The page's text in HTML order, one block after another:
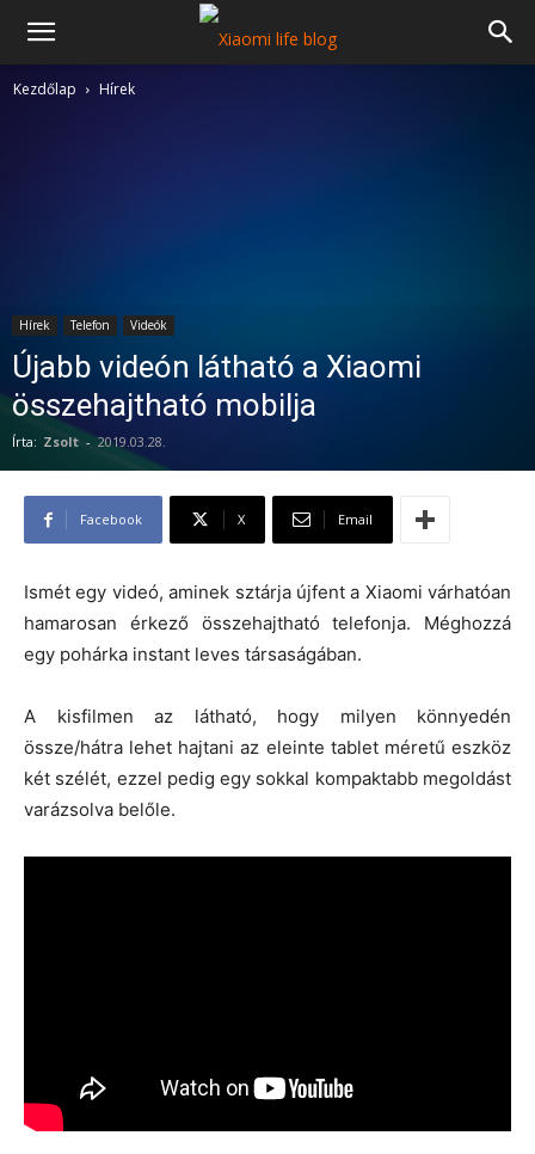
Kezdőlap Hírek
Hírek Telefon Videók
Újabb videón látható a Xiaomi
összehajtható mobilja
Írta: Zsolt - 2019.03.28.
Facebook X Email
Ismét egy videó, aminek sztárja újfent a Xiaomi várhatóan
hamarosan érkező összehajtható telefonja. Méghozzá
egy pohárka instant leves társaságában.
A kisfilmen az látható, hogy milyen könnyedén
össze/hátra lehet hajtani az eleinte tablet méretű eszköz
két szélét, ezzel pedig egy sokkal kompaktabb megoldást
varázsolva belőle.